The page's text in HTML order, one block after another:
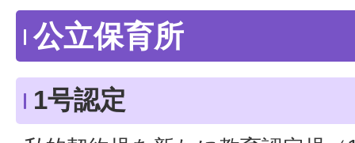
公立保育所
1号認定